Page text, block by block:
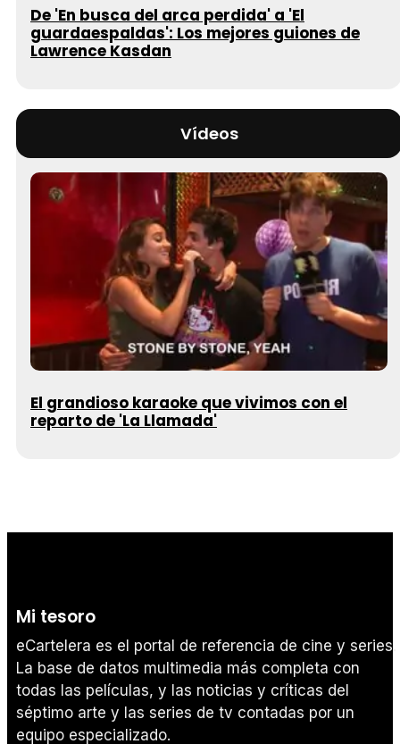
De 'En busca del arca perdida' a 'El
guardaespaldas': Los mejores guiones de
Lawrence Kasdan
Vídeos
El grandioso karaoke que vivimos con el
reparto de 'La Llamada'
Mi tesoro
eCartelera es el portal de referencia de cine y series.
La base de datos multimedia más completa con
todas las películas, y las noticias y críticas del
séptimo arte y las series de tv contadas por un
equipo especializado.